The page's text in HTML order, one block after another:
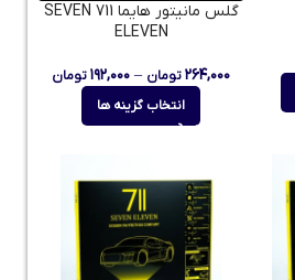
گلس مانیتور هایما 711 SEVEN
ELEVEN
۲۶۴,۰۰۰تومان – ۱۹۲,۰۰۰تومان
انتخاب گزینه ها